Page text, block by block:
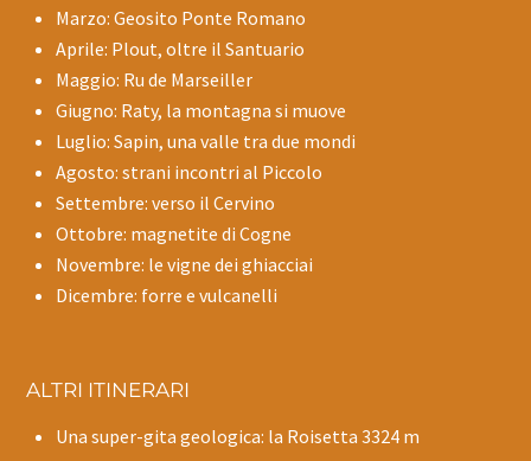
Marzo: Geosito Ponte Romano
Aprile: Plout, oltre il Santuario
Maggio: Ru de Marseiller
Giugno: Raty, la montagna si muove
Luglio: Sapin, una valle tra due mondi
Agosto: strani incontri al Piccolo
Settembre: verso il Cervino
Ottobre: magnetite di Cogne
Novembre: le vigne dei ghiacciai
Dicembre: forre e vulcanelli
ALTRI ITINERARI
Una super-gita geologica: la Roisetta 3324 m